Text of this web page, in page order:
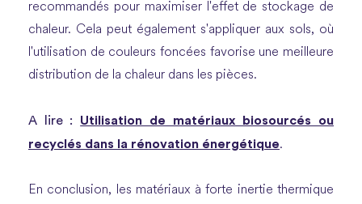
recommandés pour maximiser l'effet de stockage de
chaleur. Cela peut également s'appliquer aux sols, où
l'utilisation de couleurs foncées favorise une meilleure
distribution de la chaleur dans les pièces.
A lire :
Utilisation de matériaux biosourcés ou
recyclés dans la rénovation énergétique.
En conclusion, les matériaux à forte inertie thermique